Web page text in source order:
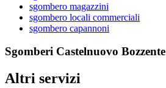
sgombero magazzini
sgombero locali commerciali
sgombero capannoni
Sgomberi Castelnuovo Bozzente
Altri servizi